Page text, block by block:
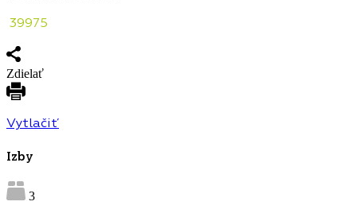
39975
Zdielať
Vytlačiť
Izby
3